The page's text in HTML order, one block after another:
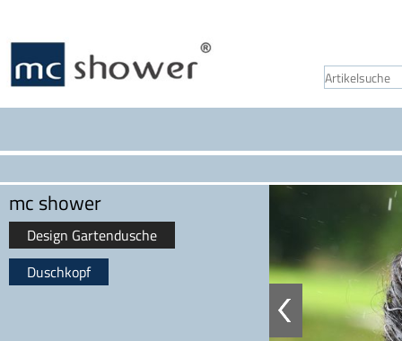
mc shower
Design Gartendusche
Duschkopf